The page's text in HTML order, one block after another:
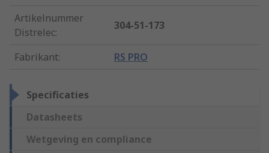
Artikelnummer
Distrelec:
304-51-173
Fabrikant: RS PRO
Specificaties
Datasheets
Wetgeving en compliance